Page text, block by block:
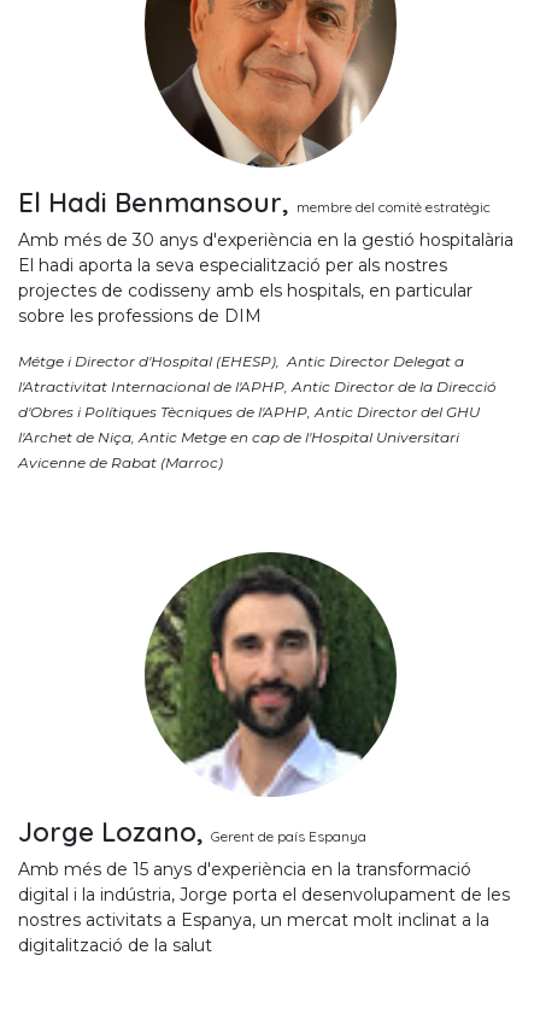
El Hadi Benmansour, membre del comitè estratègic
Amb més de 30 anys d'experiència en la gestió hospitalària
El hadi aporta la seva especialització per als nostres
projectes de codisseny amb els hospitals, en particular
sobre les professions de DIM
Métge i Director d'Hospital (EHESP), Antic Director Delegat a
l'Atractivitat Internacional de l'APHP, Antic Director de la Direcció
d'Obres i Polítiques Tècniques de l'APHP, Antic Director del GHU
l'Archet de Niça, Antic Metge en cap de l'Hospital Universitari
Avicenne de Rabat (Marroc)
Jorge Lozano, Gerent de país Espanya
Amb més de 15 anys d'experiència en la transformació
digital i la indústria, Jorge porta el desenvolupament de les
nostres activitats a Espanya, un mercat molt inclinat a la
digitalització de la salut